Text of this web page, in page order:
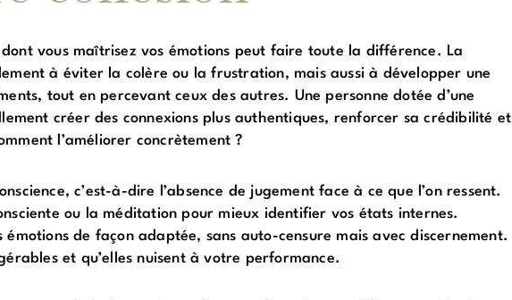
vous maîtrisez vos émotions peut faire toute la différence. La
à éviter la colère ou la frustration, mais aussi à développer une
tout en percevant ceux des autres. Une personne dotée d’une
créer des connexions plus authentiques, renforcer sa crédibilité et
l’améliorer concrètement ?
c’est-à-dire l’absence de jugement face à ce que l’on ressent.
ou la méditation pour mieux identifier vos états internes.
de façon adaptée, sans auto-censure mais avec discernement.
et qu’elles nuisent à votre performance.